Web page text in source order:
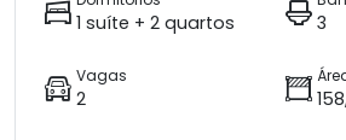
1 suíte + 2 quartos 3
Vagas
2